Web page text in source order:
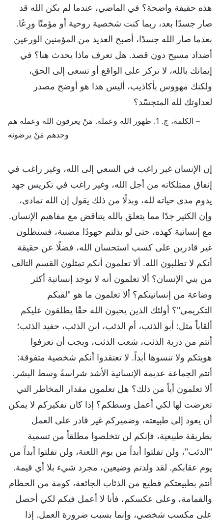
هذه حقيقة واضحة؟ في الماضي، عندما لم يكن الله قد
صار جسدًا بعد، ربما كنت شخصية روحية أو مؤمنًا ورِعًا.
بعدما صار الله جسدًا، أصبح العديد من المؤمنين الورعين
أضداد مسيح دون قصد. هل تعرف ماذا يحدث هنا؟ في
إيمانك بالله، لا تركز على الواقع أو تسعى إلى الحق،
ولكنك مهووس بأكاذيب، أليس هذا هو أوضح مصدر
لعداوتك لله المتجسّد؟
– الكلمة، ج. 1. ظهور الله وعمله. مَنْ يعرفون الله وعمله هم
وحدهم مَنْ يرضونه
إن الإنسان غير راغب في السعي إلى الله، وغير راغب في
إنفاق ممتلكاته من أجل الله، وغير راغب في تكريس جهد
يدوم مدى حياته لله، وبدلًا من ذلك يقول إن الله تمادى،
وإن الكثير جدًا مما يتعلق بالله يتناقض مع مفاهيم الإنسان.
مع إنسانية كهذه، حتى لو بذلتم جهودًا مضنية، فستظلون
غير قادرين على كسب استحسان الله، فضلًا عن حقيقة
أنكم لا تطلبون الله. ألا تعلمون أنكم تمثلون القسم التالف
من بني الإنسان؟ ألا تعلمون أنه لا توجد إنسانية أكثر
وضاعة من إنسانيتكم؟ ألا تعلمون ما هو "لقبكم
التكريمي"؟ أولئك الذين يحبون الله حقًا يطلقون عليكم
ألقاباً مثل: أبو الذئب، أم الذئب، ابن الذئب، حفيد الذئب؛
أنتم من ذرية الذئب، شعب الذئب، ويجب أن تعرفوا
هويتكم ولا تنسوها أبداً. لا تعتقدوا أنكم شخصية متفوقة:
أنتم الجماعة عديمة الإنسانية الأشد شراسةً وسط البشر.
ألا تعلمون أياً من ذلك؟ هل تعلمون مقدار المخاطر التي
تعرضت لها لكي أعمل وسطكم؟ إذا كان تفكيركم لا يمكن
أن يعود إلى طبيعته، وضميركم غير قادر على العمل
بطريقة طبيعية، فإنكم لن تتخلصوا مطلقاً من تسمية
"الذئب"، ولن تفلتوا أبداً من يوم اللعنة، ولن تفلتوا أبداً من
يوم عقابكم. لقد ولدتم وضيعين، مجرد شيء بلا أي قيمة.
أنتم بطبيعتكم قطيع من الذئاب الجائعة، كومة من الحطام
والقمامة، وعلى عكسكم، فأنا لا أعمل فيكم لكي أحصل
على مكسب شخصي، وإنما بسبب ضرورة العمل. إذا